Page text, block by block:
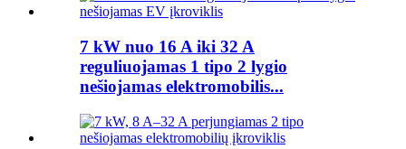
7 kW nuo 16 A iki 32 A
reguliuojamas 1 tipo 2 lygio
nešiojamas elektromobilis...